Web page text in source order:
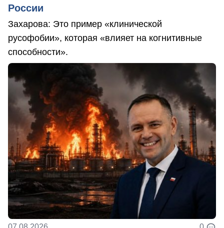
России
Захарова: Это пример «клинической
русофобии», которая «влияет на когнитивные
способности».